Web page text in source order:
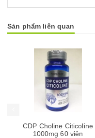
Sản phẩm liên quan
CDP Choline Citicoline
1000mg 60 viên